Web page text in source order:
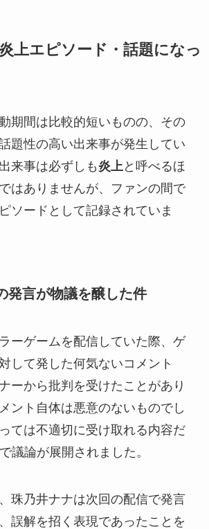
上エピソード・話題になっ
期間は比較的短いものの、その
題性の高い出来事が発生してい
来事は必ずしも炎上 と呼べるほ
はありませんが、ファンの間で
ソードとして記録されていま
発言が物議を醸した件
ーゲームを配信していた際、ゲ
して発した何気ないコメント
ーから批判を受けたことがあり
ント自体は悪意のないものでし
ては不適切に受け取れる内容だ
議論が展開されました。
珠乃井ナナは次回の配信で発言
誤解を招く表現であったことを